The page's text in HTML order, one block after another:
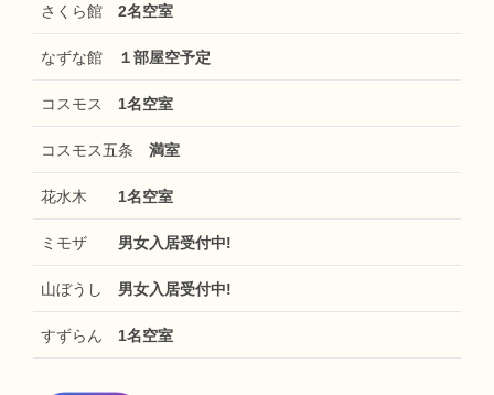
さくら館 2名空室
なずな館 １部屋空予定
コスモス 1名空室
コスモス五条 満室
花水木 1名空室
ミモザ 男女入居受付中!
山ぼうし 男女入居受付中!
すずらん 1名空室